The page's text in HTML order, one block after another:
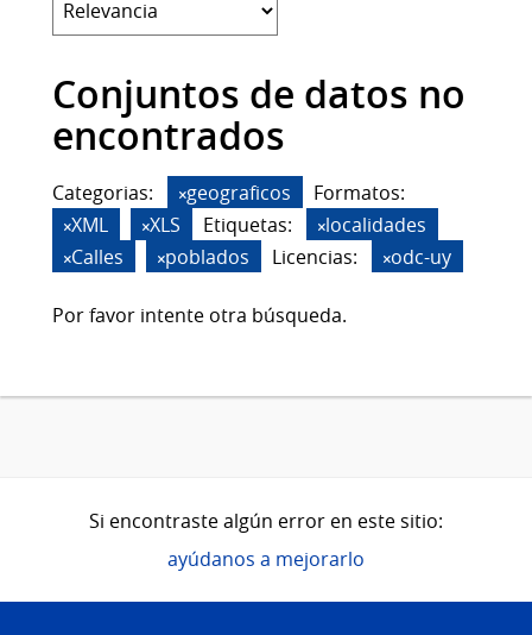
Conjuntos de datos no
encontrados
Categorias: geograficos
Formatos:
XML
XLS Etiquetas:
localidades
Calles
poblados Licencias: odc-uy
Por favor intente otra búsqueda.
Si encontraste algún error en este sitio:
ayúdanos a mejorarlo